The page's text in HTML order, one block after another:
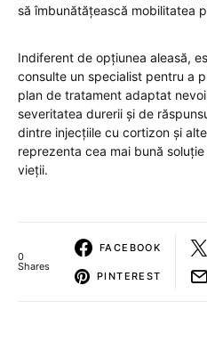
să îmbunătățească mobilitatea
Indiferent de opțiunea aleasă,
consulte un specialist pentru a
plan de tratament adaptat
severitatea durerii și de
dintre injecțiile cu cortizon și
reprezenta cea mai bună
vieții.
0
Shares
FACEBOOK
PINTEREST